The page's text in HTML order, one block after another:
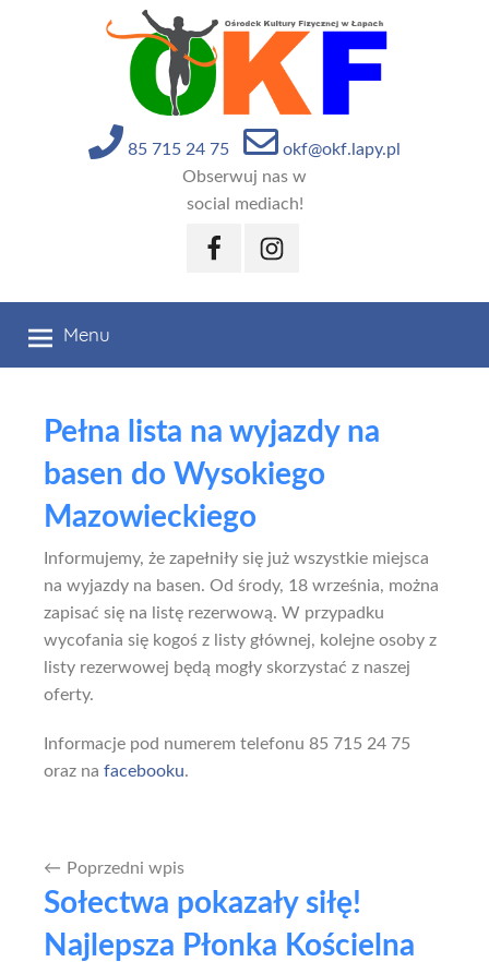
85 715 24 75
okf@okf.lapy.pl
Obserwuj nas w
social mediach!
FacebookInstagram
Menu
Pełna lista na wyjazdy na
basen do Wysokiego
Mazowieckiego
Informujemy, że zapełniły się już wszystkie miejsca
na wyjazdy na basen. Od środy, 18 września, można
zapisać się na listę rezerwową. W przypadku
wycofania się kogoś z listy głównej, kolejne osoby z
listy rezerwowej będą mogły skorzystać z naszej
oferty.
Informacje pod numerem telefonu 85 715 24 75
oraz na facebooku.
Nawigacja
wpisu
Poprzedni wpis
Sołectwa pokazały siłę!
Najlepsza Płonka Kościelna